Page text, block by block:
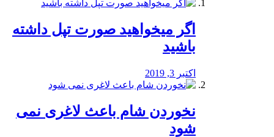
اگر میخواهید صورت تپل داشته
باشید
اکتبر 3, 2019
نخوردن شام باعث لاغری نمی
‌شود